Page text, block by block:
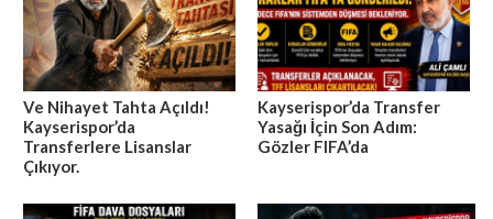
Ve Nihayet Tahta Açıldı!
Kayserispor’da
Transferlere Lisanslar
Çıkıyor.
Kayserispor’da Transfer
Yasağı İçin Son Adım:
Gözler FIFA’da